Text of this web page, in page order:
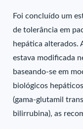
Foi concluído um
de tolerância em
hepática alterados.
estava modificada
baseando-se em
biológicos
(gama-glutamil
bilirrubina), as